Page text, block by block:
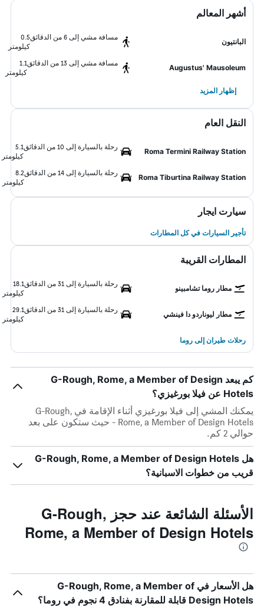
أشهر المعالم
البانتيون
مسافة مشي إلى 6 من الدقائق
0.5
كيلومتر
Augustus' Mausoleum
مسافة مشي إلى 13 من الدقائق
1.1
كيلومتر
إظهار المزيد
النقل العام
Roma Termini Railway Station
رحلة بالسيارة إلى 10 من الدقائق
5.1
كيلومتر
Roma Tiburtina Railway Station
رحلة بالسيارة إلى 14 من الدقائق
8.2
كيلومتر
سيارت ايجار
تأجير السيارات في كل المطارات
المطارات القريبة
مطار روما تشامبينو
رحلة بالسيارة إلى 31 من الدقائق
18.1
كيلومتر
مطار ليوناردو دا فينشي
رحلة بالسيارة إلى 31 من الدقائق
29.1
كيلومتر
رحلات طيران إلى روما
كم يبعد G-Rough, Rome, a Member of Design
Hotels عن فيلا بورغيزي؟
يمكنك المشي إلى فيلا بورغيزي أثناء الإقامة في G-Rough,
Rome, a Member of Design Hotels - حيث ستكون على بعد
حوالي 2 كم.
هل G-Rough, Rome, a Member of Design Hotels
قريب من خطوات الاسبانية؟
الأسئلة الشائعة عند حجز G-Rough,
Rome, a Member of Design Hotels
هل الأسعار في G-Rough, Rome, a Member of
Design Hotels قابلة للمقارنة بفنادق 4 نجوم في روما؟